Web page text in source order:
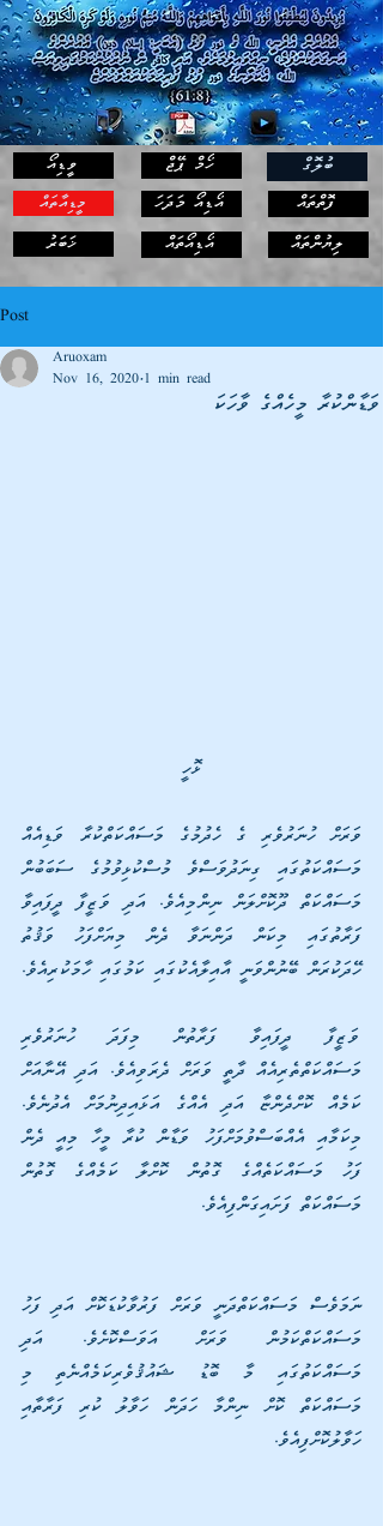
ވީޑިއޯ
މީޑިއާތައް
ޚަބަރު
ހޯމް ޕޭޖް
އޯޑިއޯ މަދަހަ
އޯޑިއޯތައް
ބުލޮގް
ފޮތްތައް
ލިޔުންތައް
Post
ވަޑާންކުރާ މީހެއްގެ ވާހަކަ
Aruoxam
Nov 16, 2020 1 min read
ޅޮހީ
މަސައްކަތުގައި ގިނަދުވަސްވެ މުސްކުޅިވުމުގެ ސަބަބުން
މަސައްކަތް ދޫކޮށްލަން ނިންމިއެވެ. އަދި ވަޒީފާ ދީފައިވާ
ފަރާތުގައި މިކަން ދަންނަވާ ދެން މިޔަށްފަހު ވަޤުތު
ހޭދަކުރަން ބޭނުންވަނީ އާއިލާއެކުގައި ކަމުގައި ހާމަކުރިއެވެ.
ވަޒީފާ ދީފައިވާ ފަރާތުން މިފަދަ ހުނަރުވެރި
މަސައްކަތްތެރިއެއް ދާތީ ވަރަށް ދެރަވިއެވެ. އަދި އޭނާއަށް
މިކަމާއި އެއްބަސްވުމަށްފަހު ވަޑާން ކުރާ މީހާ މިއީ ދެން
ފަހު މަސައްކަތެއްގެ ގޮތުން ކޮށްލާ ކަމެއްގެ ގޮތުން
މަސައްކަތް ފަށައިގަންފިއެވެ.
މަސައްކަތްކަމުން ވަރަށް އަވަސްކޮށެވެ. އަދި
ހަވާލުކޮށްފިއެވެ.